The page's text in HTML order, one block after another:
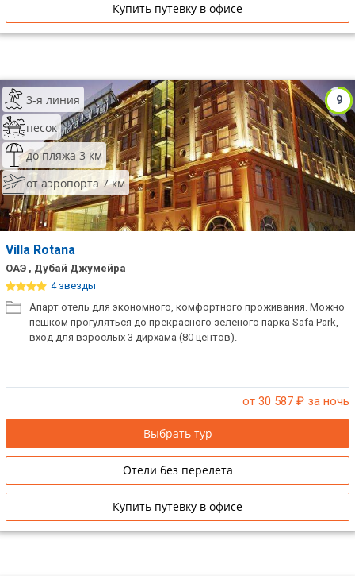
Купить путевку в офисе
9
3-я линия
песок
до пляжа 3 км
от аэропорта 7 км
Villa Rotana
ОАЭ , Дубай Джумейра
4 звезды
Апарт отель для экономного, комфортного проживания. Можно
пешком прогуляться до прекрасного зеленого парка Safa Park,
вход для взрослых 3 дирхама (80 центов).
от 30 587 ₽ за ночь
Выбрать тур
Отели без перелета
Купить путевку в офисе